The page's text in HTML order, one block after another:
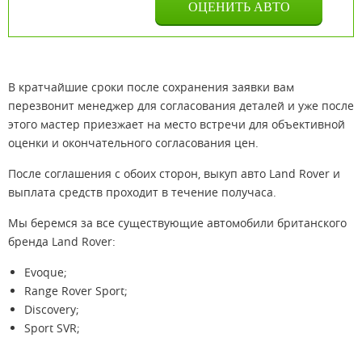
В кратчайшие сроки после сохранения заявки вам
перезвонит менеджер для согласования деталей и уже после
этого мастер приезжает на место встречи для объективной
оценки и окончательного согласования цен.
После соглашения с обоих сторон, выкуп авто Land Rover и
выплата средств проходит в течение получаса.
Мы беремся за все существующие автомобили британского
бренда Land Rover:
Evoque;
Range Rover Sport;
Discovery;
Sport SVR;